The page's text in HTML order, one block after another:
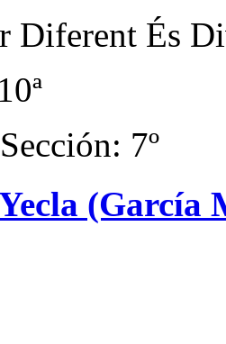
Diferent És
7º
(García